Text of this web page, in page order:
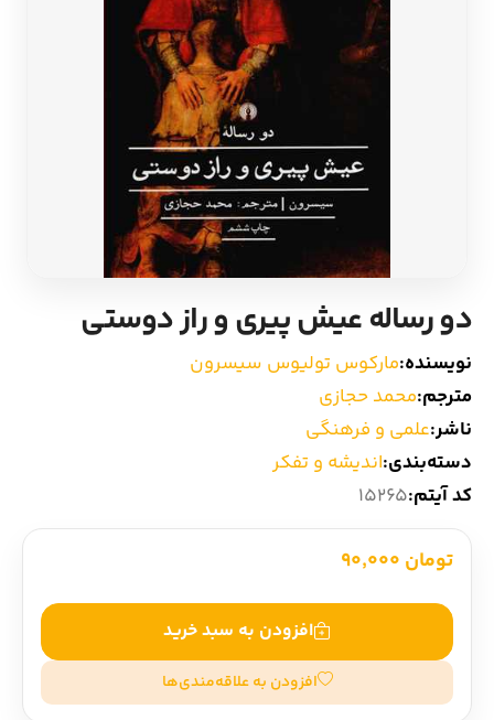
ادبیات آلمان
ادبیات ترکیه
ادبیات آسیا
سایر کشورهای اروپا
داستان کوتاه
شعر و متون کهن
ادبیات
دو رساله عیش پیری و راز دوستی
نویسنده:مارکوس تولیوس سیسرون
مترجم:محمد حجازی
ناشر:علمی و فرهنگی
دسته‌بندی:اندیشه و تفکر
کد آیتم:15265
تومان 90,000
افزودن به سبد خرید
افزودن به علاقه‌مندی‌ها